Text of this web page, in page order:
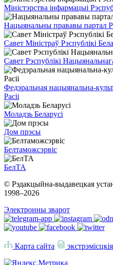
Міністэрства інфармацыі
Нацыянальны прававы партал
Савет Міністраў Рэспублікі
Савет Рэспублікі
Федэральная нацыянальна-
Расіі
Моладзь Беларусі
Дом прэсы
Белтаможсэрвіс
БелТА
© Рэдакцыйна-выдавецкая
1998–2026
Электронны зварот
Карта сайта